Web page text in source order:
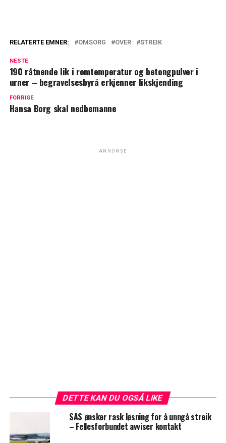
RELATERTE EMNER: OMSORG OVER STREIK
NESTE
190 råtnende lik i romtemperatur og betongpulver i
urner – begravelsesbyrå erkjenner likskjending
FORRIGE
Hansa Borg skal nedbemanne
ANNONSE
DETTE KAN DU OGSÅ LIKE
SAS ønsker rask løsning for å unngå streik
– Fellesforbundet avviser kontakt